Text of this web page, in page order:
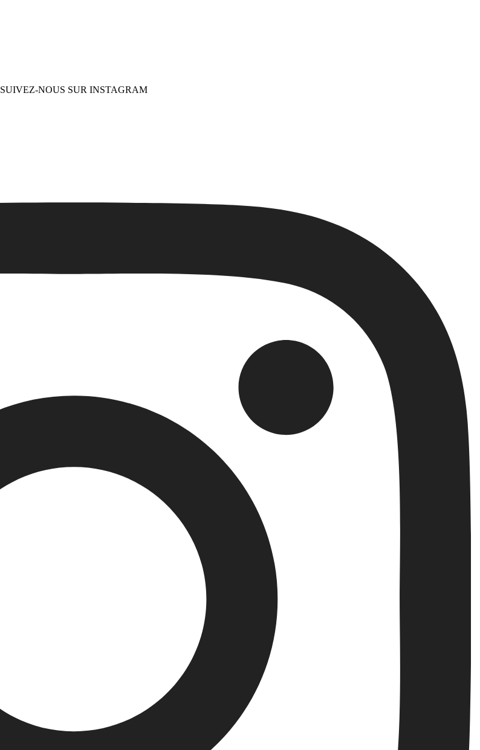
SUIVEZ-NOUS SUR INSTAGRAM